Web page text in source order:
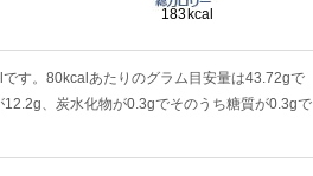
す。80kcalあたりのグラム目安量は43.72gで
、炭水化物が0.3gでそのうち糖質が0.3gで